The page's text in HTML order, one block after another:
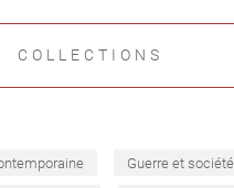
COLLECTIONS
Guerre et société